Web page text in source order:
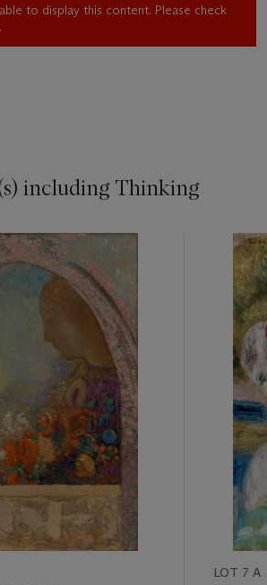
to display this content. Please check
including Thinking
LOT 7 A